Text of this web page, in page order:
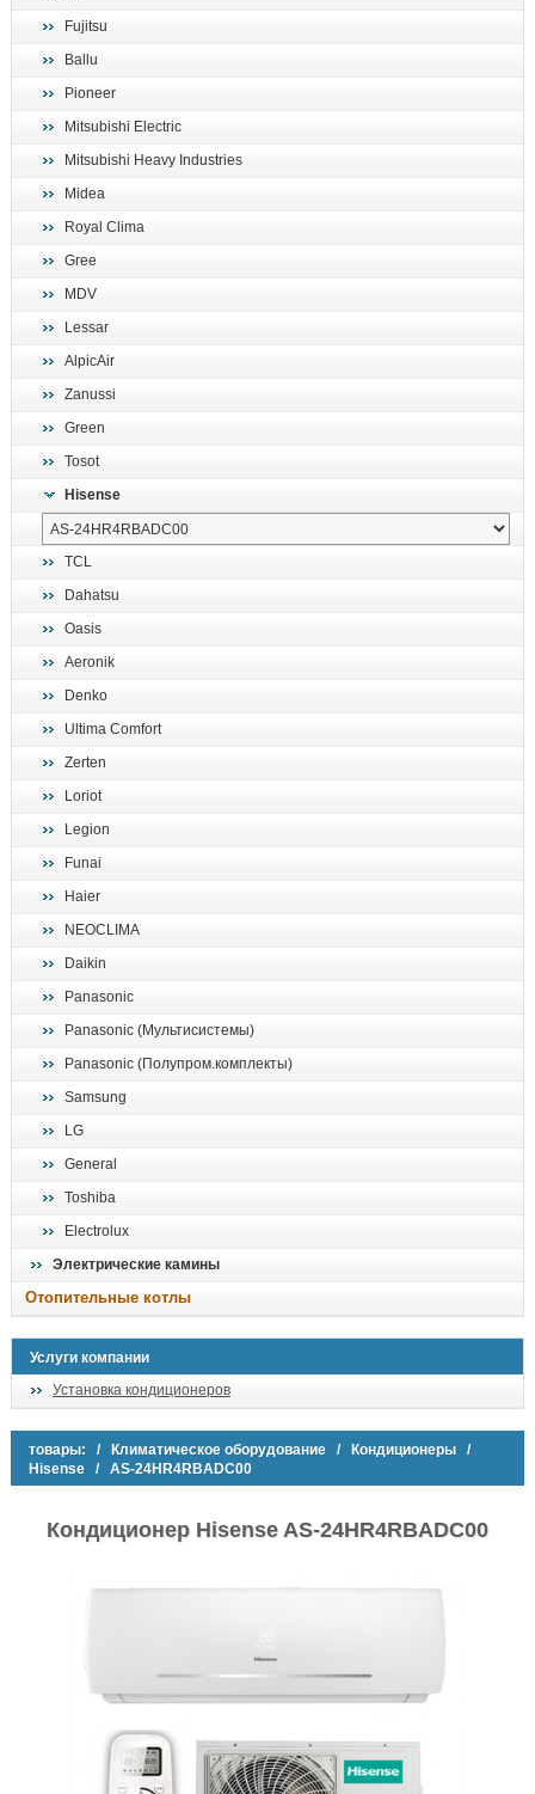
Fujitsu
Ballu
Pioneer
Mitsubishi Electric
Mitsubishi Heavy Industries
Midea
Royal Clima
Gree
MDV
Lessar
AlpicAir
Zanussi
Green
Tosot
Hisense
TCL
Dahatsu
Oasis
Aeronik
Denko
Ultima Comfort
Zerten
Loriot
Legion
Funai
Haier
NEOCLIMA
Daikin
Panasonic
Panasonic (Мультисистемы)
Panasonic (Полупром.комплекты)
Samsung
LG
General
Toshiba
Electrolux
Электрические камины
Отопительные котлы
Услуги компании
Установка кондиционеров
товары: / Климатическое оборудование / Кондиционеры /
Hisense / AS-24HR4RBADC00
Кондиционер Hisense AS-24HR4RBADC00